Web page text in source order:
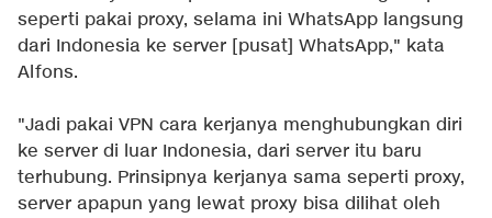
seperti pakai proxy, selama ini WhatsApp langsung
dari Indonesia ke server [pusat] WhatsApp," kata
Alfons.
"Jadi pakai VPN cara kerjanya menghubungkan diri
ke server di luar Indonesia, dari server itu baru
terhubung. Prinsipnya kerjanya sama seperti proxy,
server apapun yang lewat proxy bisa dilihat oleh